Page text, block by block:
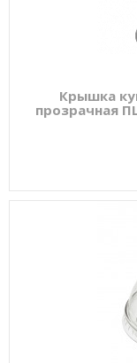
Крышка
прозрачная